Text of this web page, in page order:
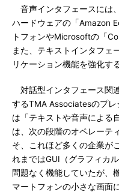
音声インタフェースには
ハードウェアの「Amazon
トフォンやMicrosoftの「
また、テキストインタフェ
リケーション機能を強化す
対話型インタフェース関
するTMA Associatesのプ
は「テキストや音声による
は、次の段階のオペレーテ
そ、これほど多くの企業が
れまではGUI（グラフィカ
問題なく機能していたが、
マートフォンの小さな画面